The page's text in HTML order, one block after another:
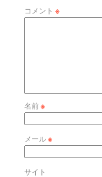
コメント ※
名前※
メール※
サイト